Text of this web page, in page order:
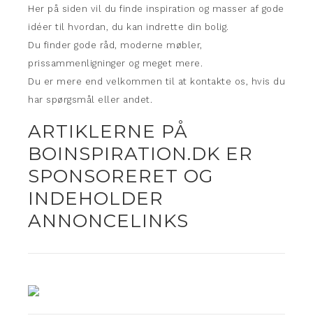
Her på siden vil du finde inspiration og masser af gode
idéer til hvordan, du kan indrette din bolig.
Du finder gode råd, moderne møbler,
prissammenligninger og meget mere.
Du er mere end velkommen til at kontakte os, hvis du
har spørgsmål eller andet.
ARTIKLERNE PÅ
BOINSPIRATION.DK ER
SPONSORERET OG
INDEHOLDER
ANNONCELINKS